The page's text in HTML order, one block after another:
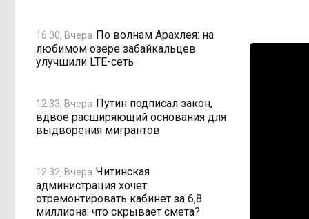
16:00, Вчера По волнам Арахлея: на
любимом озере забайкальцев
улучшили LTE-сеть
12:33, Вчера Путин подписал закон,
вдвое расширяющий основания для
выдворения мигрантов
12:32, Вчера Читинская
администрация хочет
отремонтировать кабинет за 6,8
миллиона: что скрывает смета?